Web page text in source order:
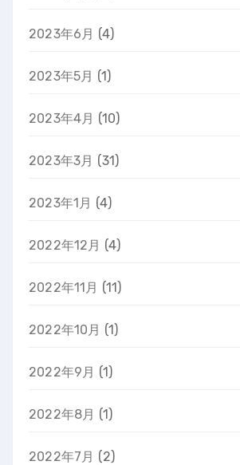
2023年6月 (4)
2023年5月 (1)
2023年4月 (10)
2023年3月 (31)
2023年1月 (4)
2022年12月 (4)
2022年11月 (11)
2022年10月 (1)
2022年9月 (1)
2022年8月 (1)
2022年7月 (2)